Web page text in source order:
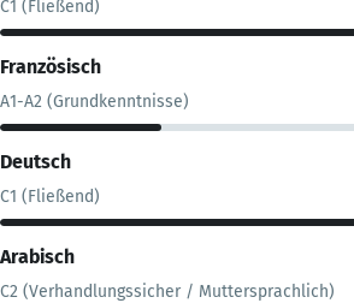
C1 (Fließend)
Französisch
A1-A2 (Grundkenntnisse)
Deutsch
C1 (Fließend)
Arabisch
C2 (Verhandlungssicher / Muttersprachlich)